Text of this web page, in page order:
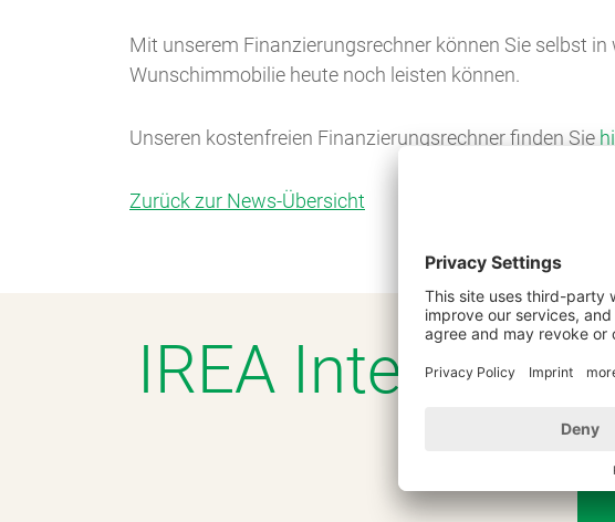
Mit unserem Finanzierungsrechner können Sie selbst
Wunschimmobilie heute noch leisten können.
Unseren kostenfreien Finanzierungsrechner finden Sie
Zurück zur News-Übersicht
IREA Intelligent
Rufen Sie uns